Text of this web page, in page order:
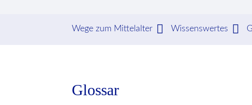
Wege zum Mittelalter Wissenswertes
Glossar